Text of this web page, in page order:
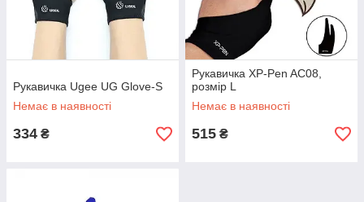
Рукавичка Ugee UG Glove-S
Немає в наявності
334 ₴
Рукавичка XP-Pen AC08,
розмір L
Немає в наявності
515 ₴